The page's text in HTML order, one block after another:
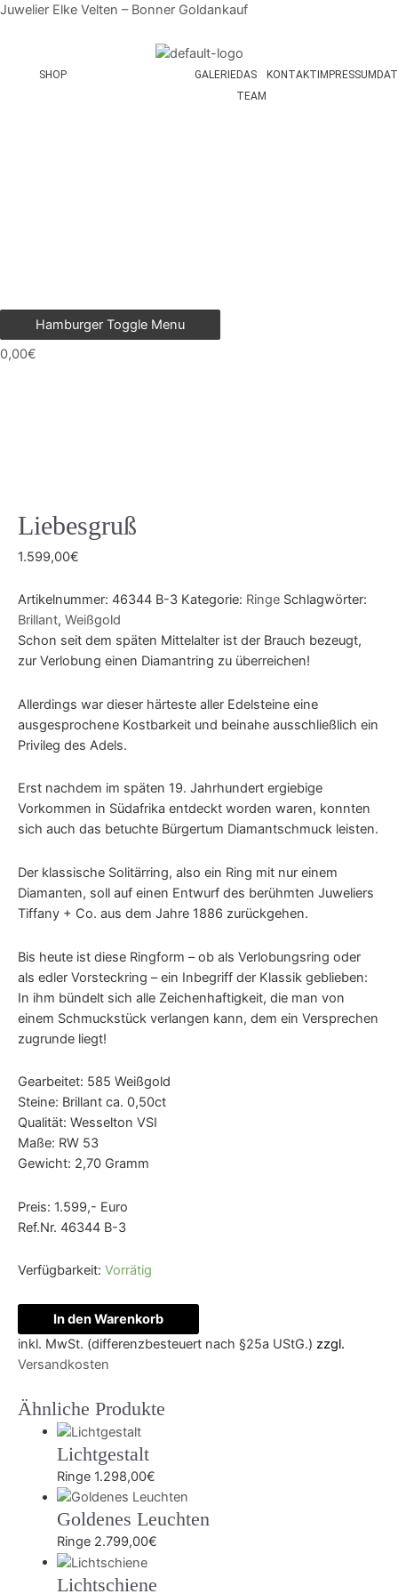
Zum
Juwelier Elke Velten – Bonner Goldankauf
SHOP GALERIEDAS
TEAM
KONTAKT IMPRESSUM
Hamburger Toggle Menu
0,00€
Liebesgruß
1.599,00€
Artikelnummer: 46344 B-3 Kategorie: Ringe Schlagwörter:
Brillant, Weißgold
Schon seit dem späten Mittelalter ist der Brauch bezeugt,
zur Verlobung einen Diamantring zu überreichen!
Allerdings war dieser härteste aller Edelsteine eine
ausgesprochene Kostbarkeit und beinahe ausschließlich ein
Privileg des Adels.
Erst nachdem im späten 19. Jahrhundert ergiebige
Vorkommen in Südafrika entdeckt worden waren, konnten
sich auch das betuchte Bürgertum Diamantschmuck leisten.
Der klassische Solitärring, also ein Ring mit nur einem
Diamanten, soll auf einen Entwurf des berühmten Juweliers
Tiffany + Co. aus dem Jahre 1886 zurückgehen.
Bis heute ist diese Ringform – ob als Verlobungsring oder
als edler Vorsteckring – ein Inbegriff der Klassik geblieben:
In ihm bündelt sich alle Zeichenhaftigkeit, die man von
einem Schmuckstück verlangen kann, dem ein Versprechen
zugrunde liegt!
Gearbeitet: 585 Weißgold
Steine: Brillant ca. 0,50ct
Qualität: Wesselton VSI
Maße: RW 53
Gewicht: 2,70 Gramm
Preis: 1.599,- Euro
Ref.Nr. 46344 B-3
Verfügbarkeit: Vorrätig
Liebesgruß
Menge
In den Warenkorb
inkl. MwSt. (differenzbesteuert nach §25a UStG.) zzgl.
Versandkosten
Ähnliche Produkte
Lichtgestalt
Ringe 1.298,00€
Goldenes Leuchten
Ringe 2.799,00€
Lichtschiene